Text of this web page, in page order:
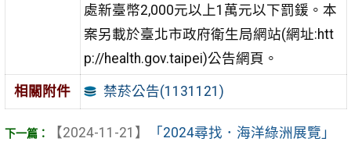
處新臺幣2,000元以上1萬元以下罰鍰。本
案另載於臺北市政府衛生局網站(網址:htt
p://health.gov.taipei)公告網頁。
相關附件 禁菸公告(1131121)
【2024-11-21】
「2024尋找．海洋綠洲展覽」